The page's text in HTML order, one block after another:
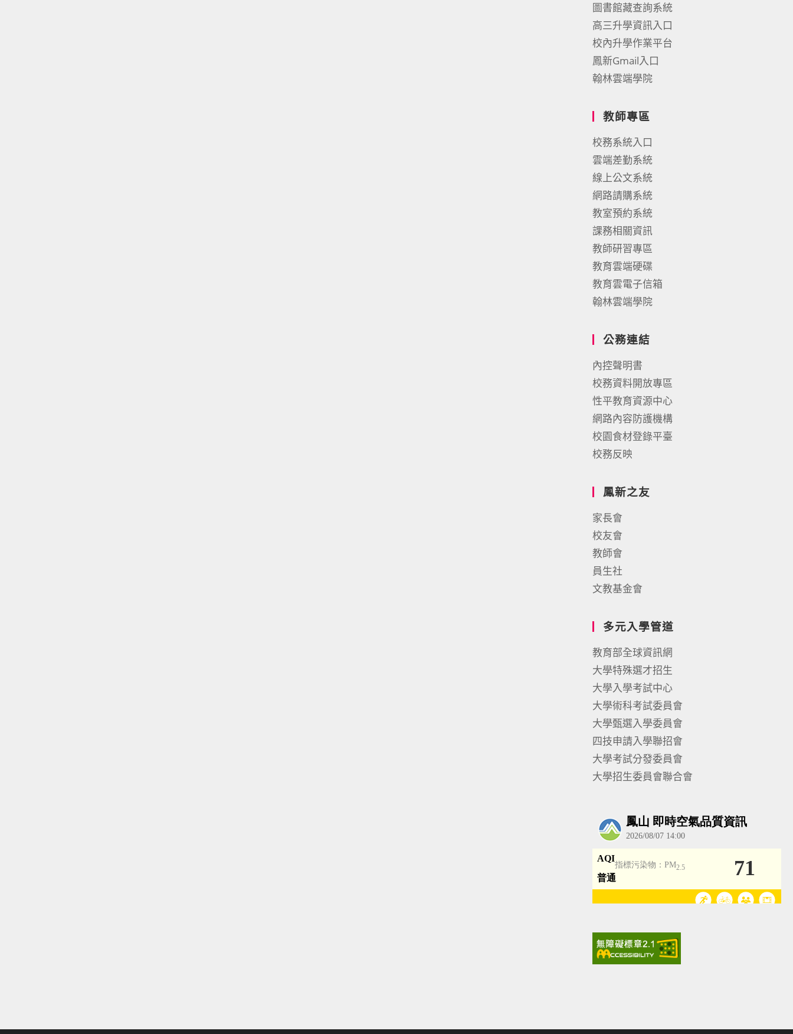
圖書館藏查詢系統
高三升學資訊入口
校內升學作業平台
鳳新Gmail入口
翰林雲端學院
教師專區
校務系統入口
雲端差勤系統
線上公文系統
網路請購系統
教室預約系統
課務相關資訊
教師研習專區
教育雲端硬碟
教育雲電子信箱
翰林雲端學院
公務連結
內控聲明書
校務資料開放專區
性平教育資源中心
網路內容防護機構
校園食材登錄平臺
校務反映
鳳新之友
家長會
校友會
教師會
員生社
文教基金會
多元入學管道
教育部全球資訊網
大學特殊選才招生
大學入學考試中心
大學術科考試委員會
大學甄選入學委員會
四技申請入學聯招會
大學考試分發委員會
大學招生委員會聯合會